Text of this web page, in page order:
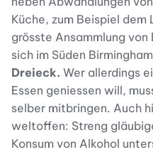
Küche, zum Beispiel
grösste Ansammlung
sich im Süden
Dreieck. Wer allerdings
Essen geniessen will,
selber mitbringen. Auch
weltoffen: Streng
Konsum von Alkohol